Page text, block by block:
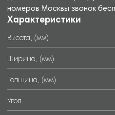
номеров Москвы звонок
Характеристики
Высота, (мм)
Ширина, (мм)
Толщина, (мм)
Угол